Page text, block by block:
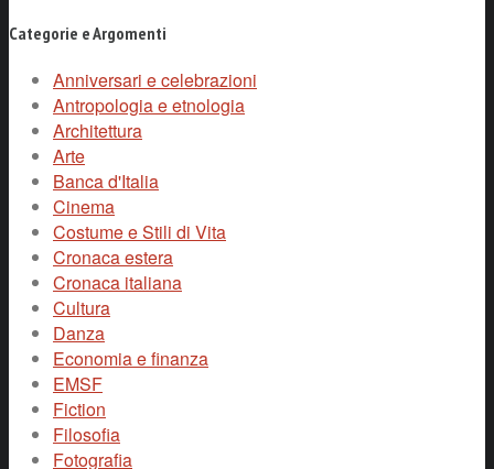
Categorie e Argomenti
Anniversari e celebrazioni
Antropologia e etnologia
Architettura
Arte
Banca d'Italia
Cinema
Costume e Stili di Vita
Cronaca estera
Cronaca italiana
Cultura
Danza
Economia e finanza
EMSF
Fiction
Filosofia
Fotografia